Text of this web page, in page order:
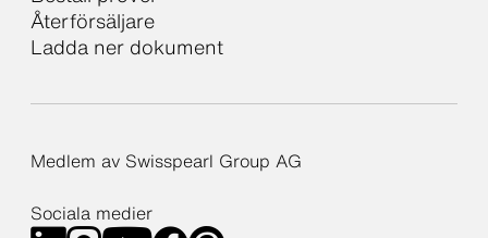
Återförsäljare
Ladda ner dokument
Medlem av Swisspearl Group AG
Sociala medier